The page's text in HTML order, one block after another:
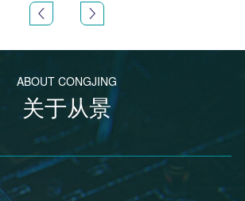
ABOUT CONGJING
关于从景